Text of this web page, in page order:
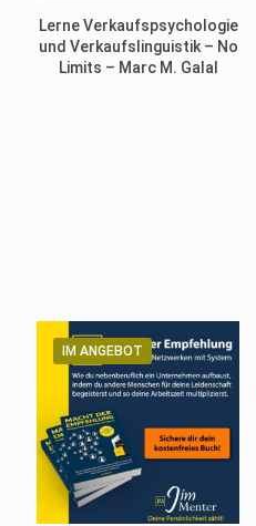
Lerne Verkaufspsychologie
und Verkaufslinguistik – No
Limits – Marc M. Galal
IM ANGEBOT